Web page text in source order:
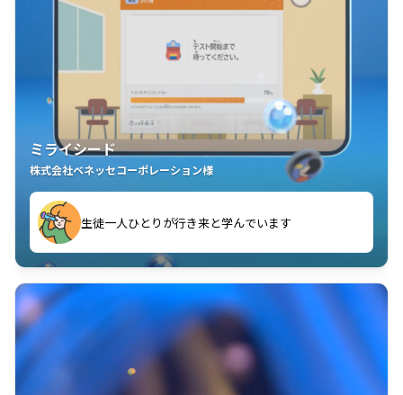
ミライシード
株式会社ベネッセコーポレーション様
生徒一人ひとりが行き来と学んでいます
教室中の児童生徒が「問題が解けてうれしい」「解く
ことが楽しい」を実感しています